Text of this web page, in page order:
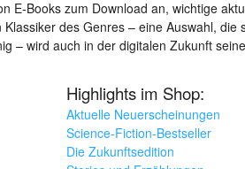
E-Books zum Download an, wichtige
des Genres – eine Auswahl, die
– wird auch in der digitalen Zukunft
Highlights im Shop:
Aktuelle Neuerscheinungen
Science-Fiction-Bestseller
Die Zukunftsedition